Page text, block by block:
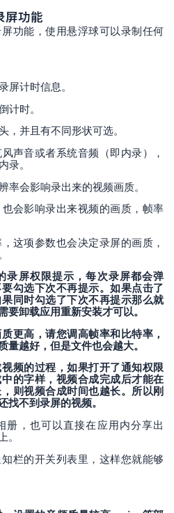
屏功能
功能，使用悬浮球可以录制任何
屏计时信息。
计时。
，并且有不同形状可选。
声音或者系统音频（即内录），
录。
率会影响录出来的视频画质。
会影响录出来视频的画质，帧率
这项参数也会决定录屏的画质，
录屏权限提示，每次录屏都会弹
勾选下次不再提示。如果点击了
同时勾选了下次不再提示那么就
卸载应用重新安装才可以。
更高，请您调高帧率和比特率，
越好，但是文件也会越大。
频的过程，如果打开了通知权限
的字样，视频合成完成后才能在
则视频合成时间也越长。所以刚
找不到录屏的视频。
册，也可以直接在应用内分享出
栏的开关列表里，这样您就能够